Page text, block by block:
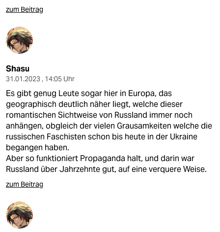
zum Beitrag
Shasu
31.01.2023 , 14:05 Uhr
Es gibt genug Leute sogar hier in Europa, das
geographisch deutlich näher liegt, welche dieser
romantischen Sichtweise von Russland immer noch
anhängen, obgleich der vielen Grausamkeiten welche die
russischen Faschisten schon bis heute in der Ukraine
begangen haben.
Aber so funktioniert Propaganda halt, und darin war
Russland über Jahrzehnte gut, auf eine verquere Weise.
zum Beitrag